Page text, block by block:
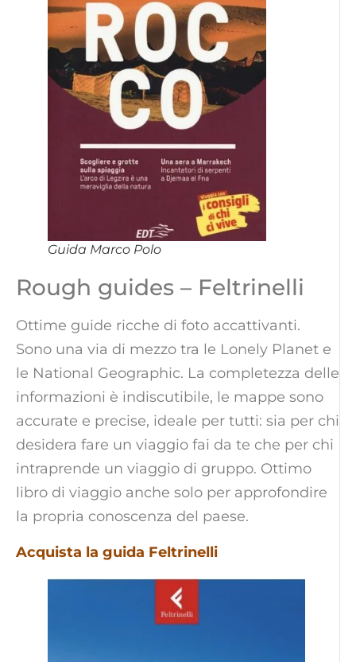
Guida Marco Polo
Rough guides – Feltrinelli
Ottime guide ricche di foto accattivanti.
Sono una via di mezzo tra le Lonely Planet e
le National Geographic. La completezza delle
informazioni è indiscutibile, le mappe sono
accurate e precise, ideale per tutti: sia per chi
desidera fare un viaggio fai da te che per chi
intraprende un viaggio di gruppo. Ottimo
libro di viaggio anche solo per approfondire
la propria conoscenza del paese.
Acquista la guida Feltrinelli